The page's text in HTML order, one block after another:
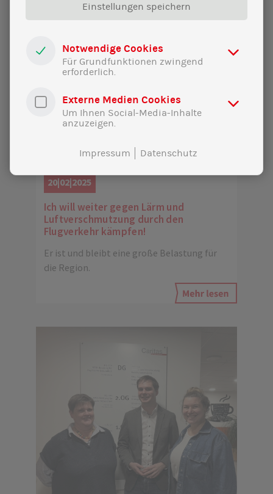
20|02|2025
Ich will weiter gegen Lärm und
Luftverschmutzung durch den
Flugverkehr kämpfen!
Er ist und bleibt eine große Belastung für
die Region.
Einstellungen speichern
Notwendige Cookies
Für Grundfunktionen zwingend
erforderlich.
Externe Medien Cookies
Um Ihnen Social-Media-Inhalte
anzuzeigen.
Impressum Datenschutz